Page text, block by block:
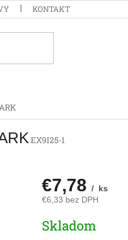
KONTAKT
EX9I25-1
€7,78 / ks
€6,33 bez DPH
cena:
Skladom